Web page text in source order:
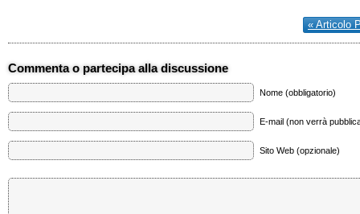
« Articolo
Commenta o partecipa alla discussione
Nome (obbligatorio)
E-mail (non verrà
Sito Web (opzionale)